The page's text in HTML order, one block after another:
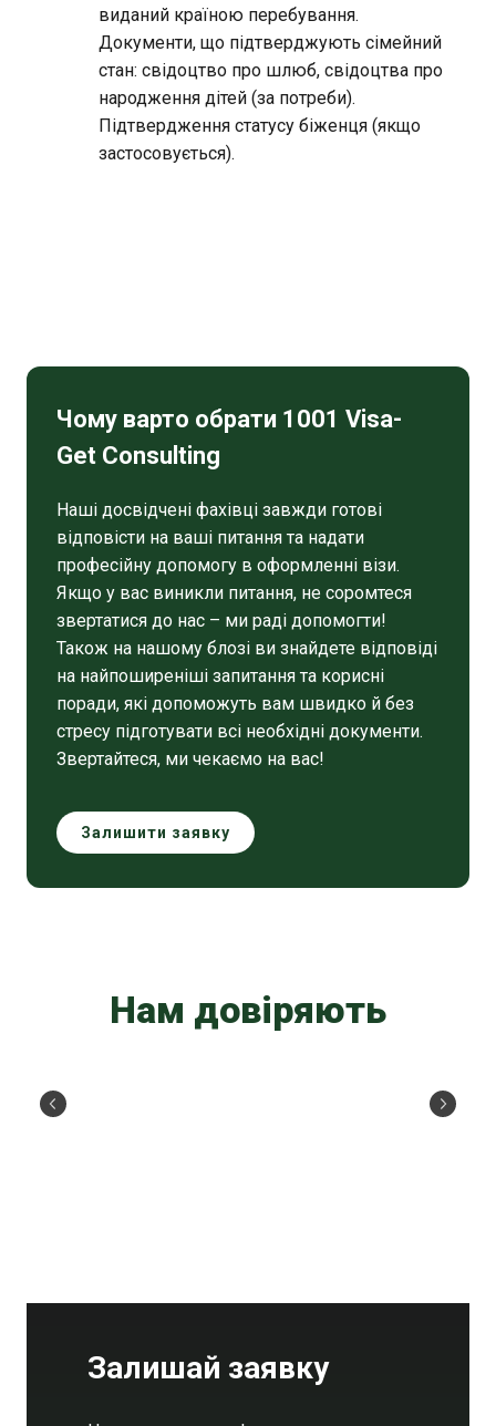
виданий країною перебування.
Документи, що підтверджують сімейний
стан: свідоцтво про шлюб, свідоцтва про
народження дітей (за потреби).
Підтвердження статусу біженця (якщо
застосовується).
Чому варто обрати 1001 Visa-
Get Consulting
Наші досвідчені фахівці завжди готові
відповісти на ваші питання та надати
професійну допомогу в оформленні візи.
Якщо у вас виникли питання, не соромтеся
звертатися до нас – ми раді допомогти!
Також на нашому блозі ви знайдете відповіді
на найпоширеніші запитання та корисні
поради, які допоможуть вам швидко й без
стресу підготувати всі необхідні документи.
Звертайтеся, ми чекаємо на вас!
Залишити заявку
Нам довіряють
Залишай заявку